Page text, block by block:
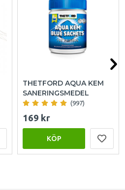
THETFORD AQUA KEM
SANERINGSMEDEL
(997)
169 kr
KÖP